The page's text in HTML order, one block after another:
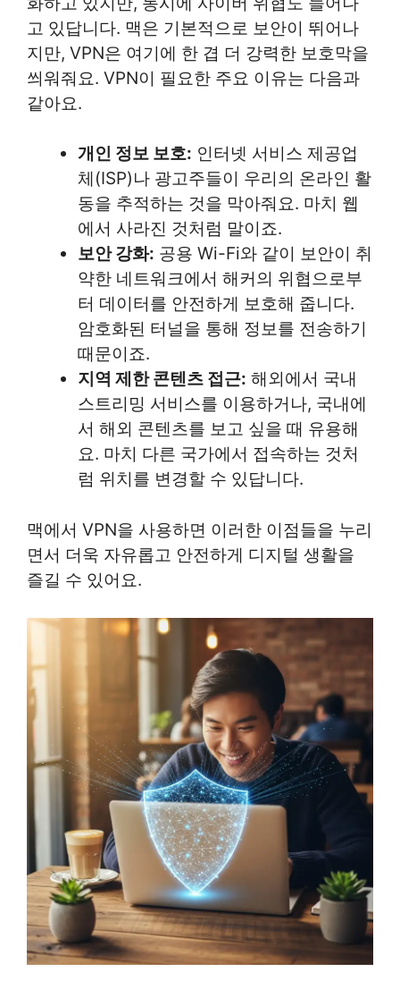
고 있답니다. 맥은 기본적으로 보안이 뛰어나
지만, VPN은 여기에 한 겹 더 강력한 보호막을
씌워줘요. VPN이 필요한 주요 이유는 다음과
같아요.
개인 정보 보호: 인터넷 서비스 제공업
체(ISP)나 광고주들이 우리의 온라인 활
동을 추적하는 것을 막아줘요. 마치 웹
에서 사라진 것처럼 말이죠.
보안 강화: 공용 Wi-Fi와 같이 보안이 취
약한 네트워크에서 해커의 위협으로부
터 데이터를 안전하게 보호해 줍니다.
암호화된 터널을 통해 정보를 전송하기
때문이죠.
지역 제한 콘텐츠 접근: 해외에서 국내
스트리밍 서비스를 이용하거나, 국내에
서 해외 콘텐츠를 보고 싶을 때 유용해
요. 마치 다른 국가에서 접속하는 것처
럼 위치를 변경할 수 있답니다.
맥에서 VPN을 사용하면 이러한 이점들을 누리
면서 더욱 자유롭고 안전하게 디지털 생활을
즐길 수 있어요.